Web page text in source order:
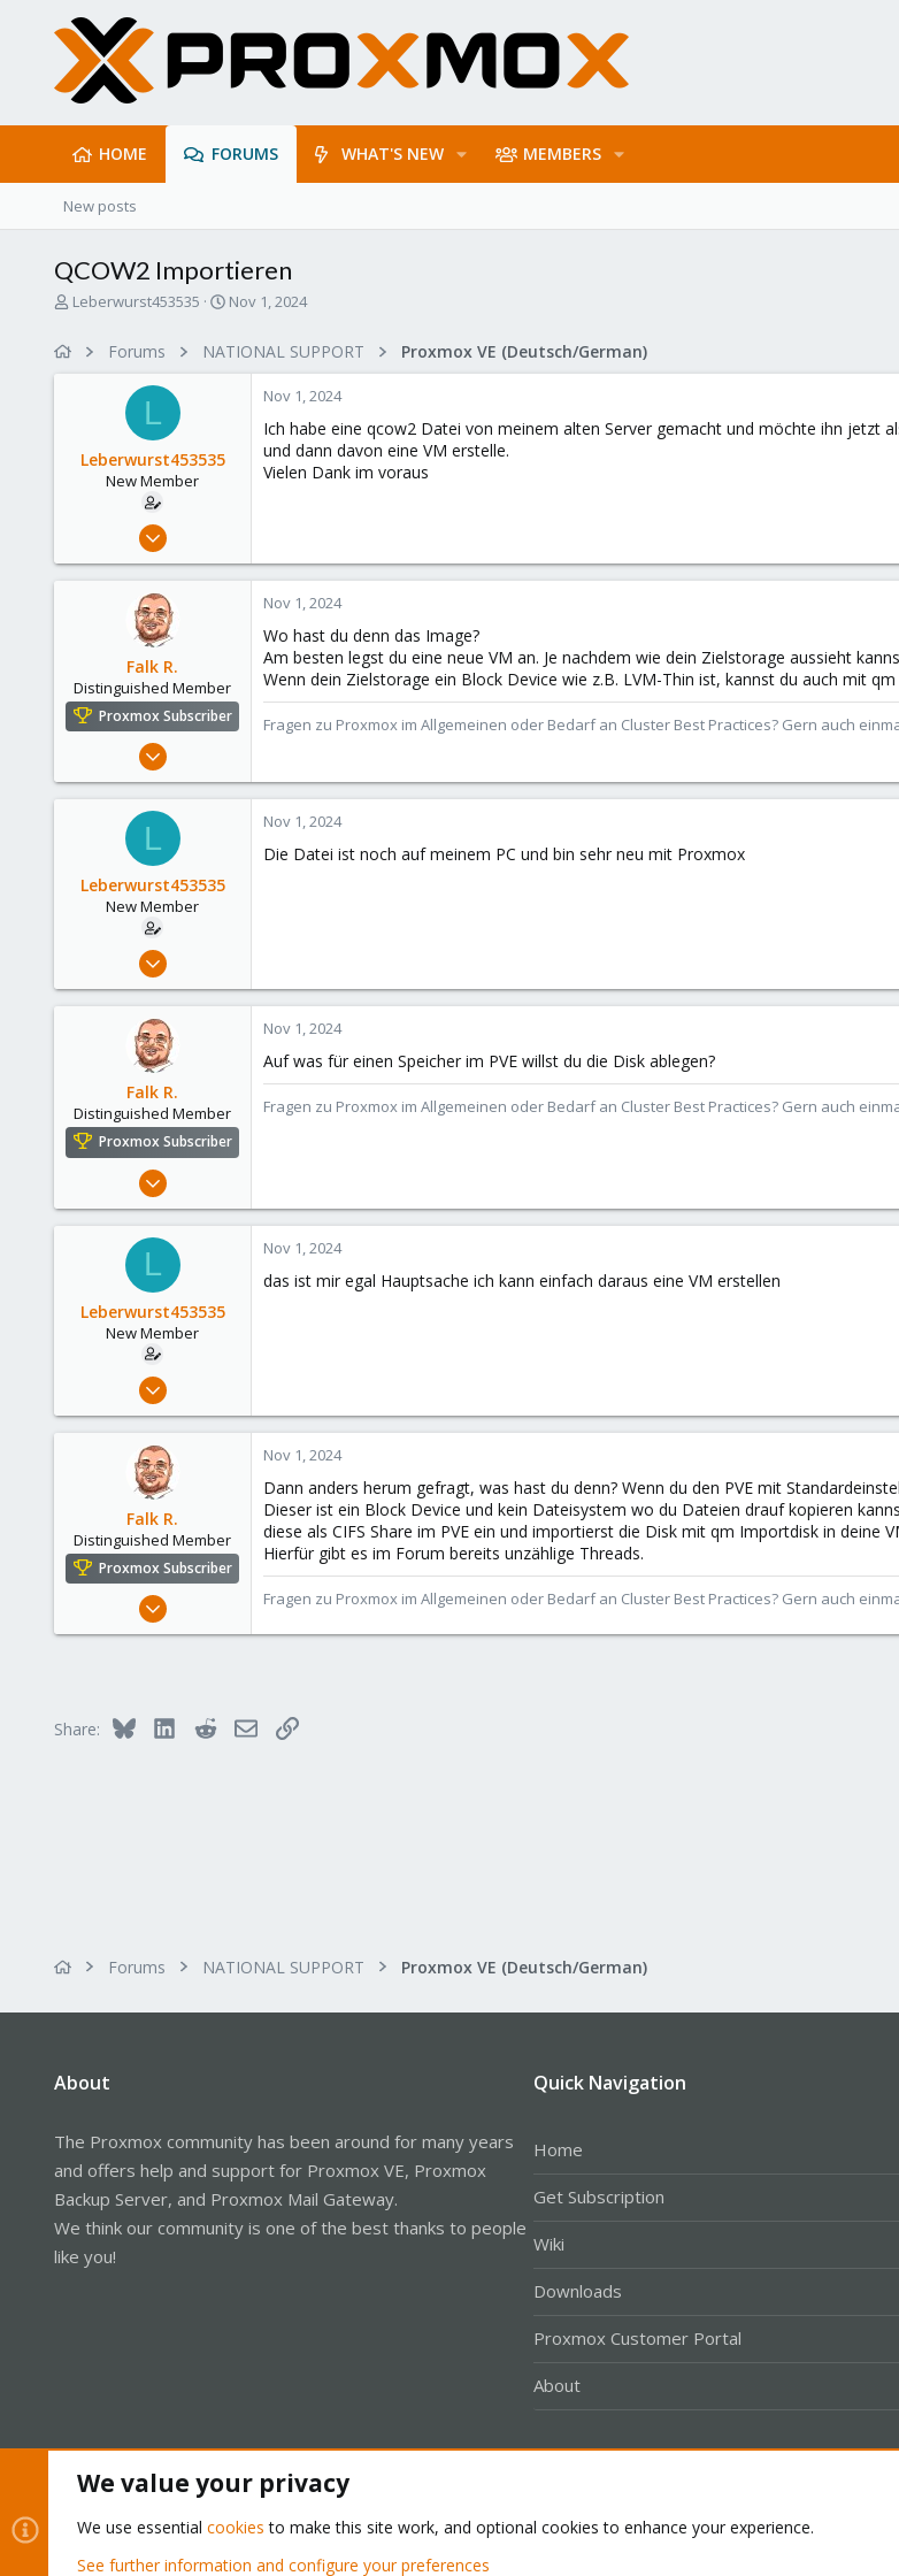
HOME FORUMS WHAT'S NEW MEMBERS
New posts
QCOW2 Importieren
TLeberwurst453535
S
a
r
Nov 1, 2024
Forums NATIONAL SUPPORT Proxmox VE (Deutsch/German)
L
Leberwurst453535
New Member
Aug 27, 2024
0
Nov 1, 2024
Ich habe eine qcow2 Datei von meinem alten Server gemacht und möchte ihn jetzt
und dann davon eine VM erstelle.
Vielen Dank im voraus
Falk R.
Distinguished Member
Proxmox Subscriber
Aug 2, 2021
2,915
Nov 1, 2024
Wo hast du denn das Image?
Am besten legst du eine neue VM an. Je nachdem wie dein Zielstorage aussieht
Wenn dein Zielstorage ein Block Device wie z.B. LVM-Thin ist, kannst du auch mit
Fragen zu Proxmox im Allgemeinen oder Bedarf an Cluster Best Practices? Gern auch
L
Leberwurst453535
New Member
Aug 27, 2024
0
Nov 1, 2024
Die Datei ist noch auf meinem PC und bin sehr neu mit Proxmox
Falk R.
Distinguished Member
Proxmox Subscriber
Aug 2, 2021
2,915
Nov 1, 2024
Auf was für einen Speicher im PVE willst du die Disk ablegen?
Fragen zu Proxmox im Allgemeinen oder Bedarf an Cluster Best Practices? Gern auch
L
Leberwurst453535
New Member
Aug 27, 2024
0
Nov 1, 2024
das ist mir egal Hauptsache ich kann einfach daraus eine VM erstellen
Falk R.
Distinguished Member
Proxmox Subscriber
Aug 2, 2021
47
Alfhausen, Germany
Nov 1, 2024
Dann anders herum gefragt, was hast du denn? Wenn du den PVE mit
Dieser ist ein Block Device und kein Dateisystem wo du Dateien drauf kopieren
diese als CIFS Share im PVE ein und importierst die Disk mit qm Importdisk in deine
Hierfür gibt es im Forum bereits unzählige Threads.
Fragen zu Proxmox im Allgemeinen oder Bedarf an Cluster Best Practices? Gern auch
Share: Bluesky LinkedInRedditEmailLink
Forums NATIONAL SUPPORT Proxmox VE (Deutsch/German)
About
The Proxmox community has been around for many years
and offers help and support for Proxmox VE, Proxmox
Backup Server, and Proxmox Mail Gateway.
We think our community is one of the best thanks to people
like you!
Quick Navigation
Home
Get Subscription
Wiki
Downloads
Proxmox Customer Portal
About
®
We value your privacy
We use essential cookies to make this site work, and optional cookies to enhance your experience.
See further information and configure your preferences